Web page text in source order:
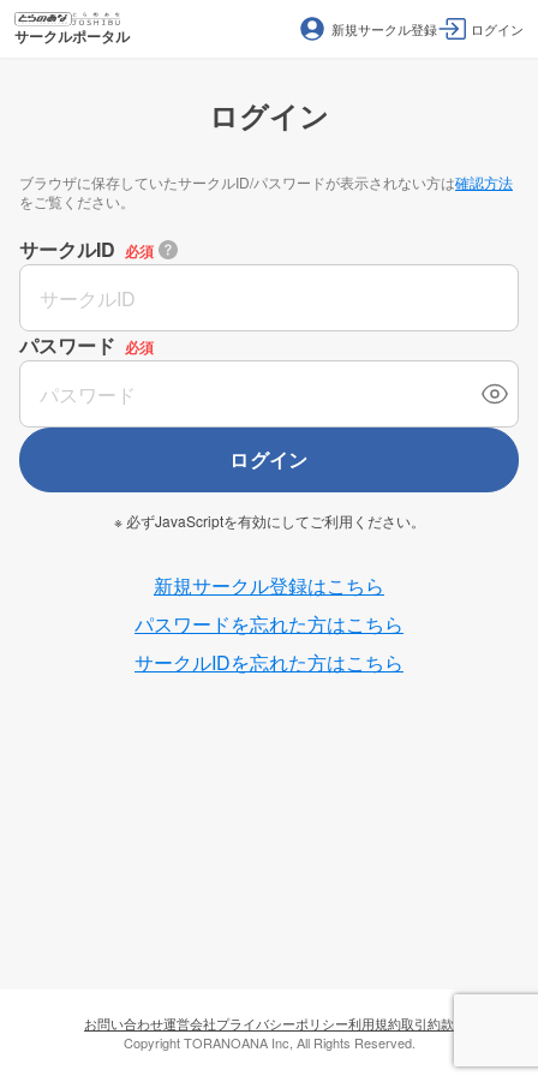
サークルポータル 新規サークル登録 ログイン
ログイン
ブラウザに保存していたサークルID/パスワードが表示されない方は確認方法
をご覧ください。
サークルID 必須
パスワード 必須
ログイン
※ 必ずJavaScriptを有効にしてご利用ください。
新規サークル登録はこちら
パスワードを忘れた方はこちら
サークルIDを忘れた方はこちら
お問い合わせ運営会社プライバシーポリシー利用規約取引約款
Copyright TORANOANA Inc, All Rights Reserved.